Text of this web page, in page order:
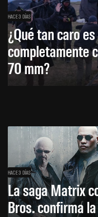
HACE 3 DÍAS
¿Qué tan caro
completamente
70 mm?
HACE 3 DÍAS
La saga Matrix
Bros. confirma